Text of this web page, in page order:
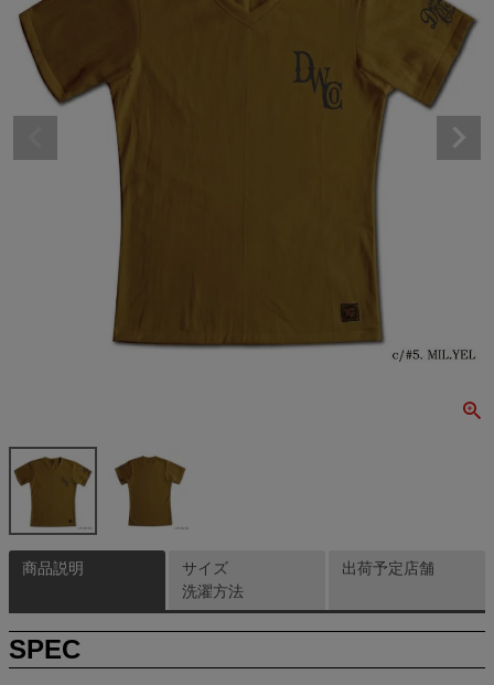
商品説明
SPEC
サイズ
洗濯方法
出荷予定店舗